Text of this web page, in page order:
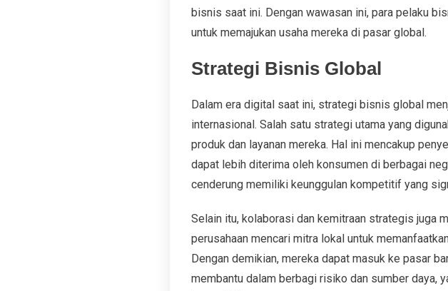
bisnis saat ini. Dengan wawasan ini, para pelaku
untuk memajukan usaha mereka di pasar global.
Strategi Bisnis Global
Dalam era digital saat ini, strategi bisnis global
internasional. Salah satu strategi utama yang
produk dan layanan mereka. Hal ini mencakup
dapat lebih diterima oleh konsumen di berbagai
cenderung memiliki keunggulan kompetitif yang
Selain itu, kolaborasi dan kemitraan strategis juga
perusahaan mencari mitra lokal untuk
Dengan demikian, mereka dapat masuk ke pasar
membantu dalam berbagi risiko dan sumber daya,